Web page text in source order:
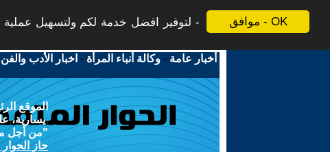
موافق - OK
لتوفير افضل خدمة لكم ولتسهيل عملية
أخبار عامة -وكالة أنباء المرأة - اخبار الأدب والفن
الموقع
يسارية،
"من أجل
حاز